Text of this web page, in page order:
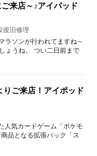
来店～♪アイパッド
復旧修理
ラソンが行われてますね～
ょうね。 つい二日前まで
ご来店！アイポッド
人気カードゲーム「ポケモ
品となる拡張パック「ス